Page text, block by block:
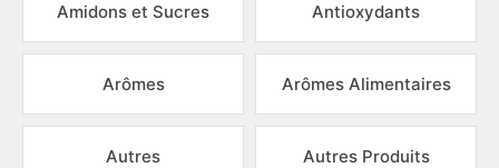
Amidons et Sucres Antioxydants
Arômes Arômes Alimentaires
Autres
Autres Produits